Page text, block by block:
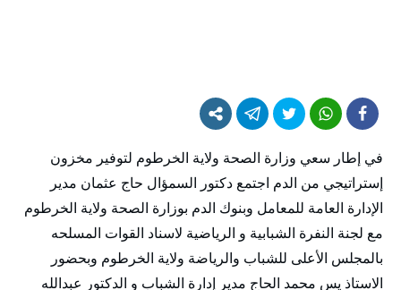
في إطار سعي وزارة الصحة ولاية الخرطوم لتوفير مخزون
إستراتيجي من الدم اجتمع دكتور السمؤال حاج عثمان مدير
الإدارة العامة للمعامل وبنوك الدم بوزارة الصحة ولاية الخرطوم
مع لجنة النفرة الشبابية و الرياضية لاسناد القوات المسلحه
بالمجلس الأعلى للشباب والرياضة ولاية الخرطوم وبحضور
الاستاذ يس محمد الحاج مدير إدارة الشباب و الدكتور عبدالله